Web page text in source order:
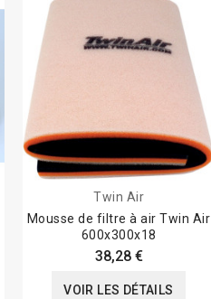
Twin Air
Mousse de filtre à air Twin Air
600x300x18
38,28 €
VOIR LES DÉTAILS